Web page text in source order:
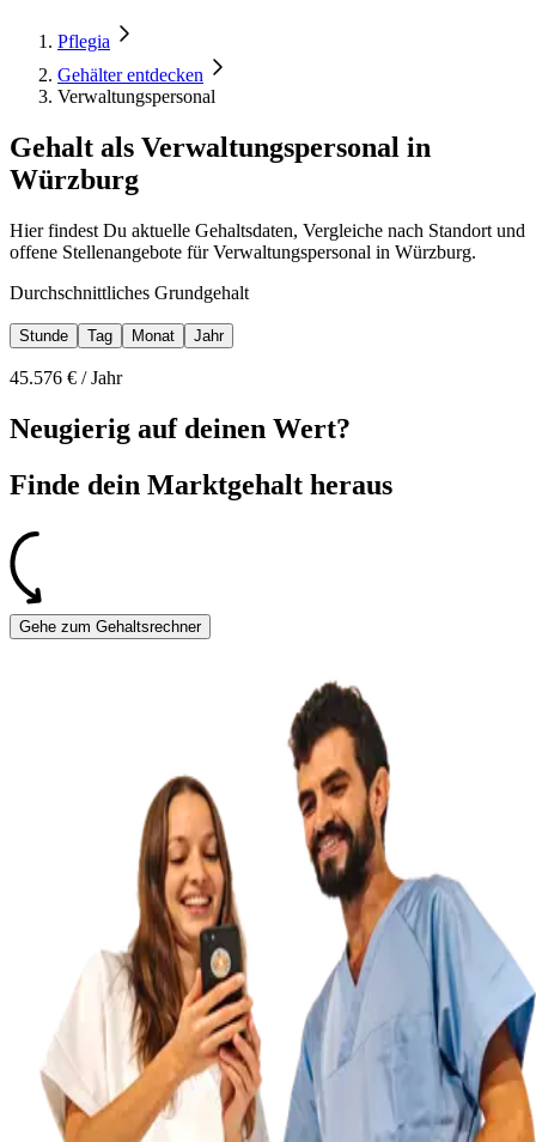
Pflegia
Gehälter entdecken
Verwaltungspersonal
Gehalt als Verwaltungspersonal in
Würzburg
Hier findest Du aktuelle Gehaltsdaten, Vergleiche nach Standort und
offene Stellenangebote für Verwaltungspersonal in Würzburg.
Durchschnittliches Grundgehalt
Stunde Tag Monat Jahr
45.576 € /Jahr
Neugierig auf deinen Wert?
Finde dein Marktgehalt heraus
Gehe zum Gehaltsrechner